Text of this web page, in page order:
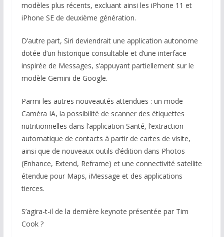
modèles plus récents, excluant ainsi les iPhone 11 et
iPhone SE de deuxième génération.
D’autre part, Siri deviendrait une application autonome
dotée d’un historique consultable et d’une interface
inspirée de Messages, s’appuyant partiellement sur le
modèle Gemini de Google.
Parmi les autres nouveautés attendues : un mode
Caméra IA, la possibilité de scanner des étiquettes
nutritionnelles dans l’application Santé, l’extraction
automatique de contacts à partir de cartes de visite,
ainsi que de nouveaux outils d’édition dans Photos
(Enhance, Extend, Reframe) et une connectivité satellite
étendue pour Maps, iMessage et des applications
tierces.
S’agira-t-il de la dernière keynote présentée par Tim
Cook ?